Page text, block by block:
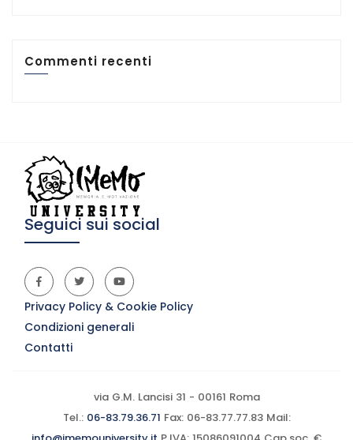
Commenti recenti
Seguici sui social
Privacy Policy & Cookie Policy
Condizioni generali
Contatti
via G.M. Lancisi 31 - 00161 Roma
Tel.:06-83.79.36.71 Fax: 06-83.77.77.83 Mail: